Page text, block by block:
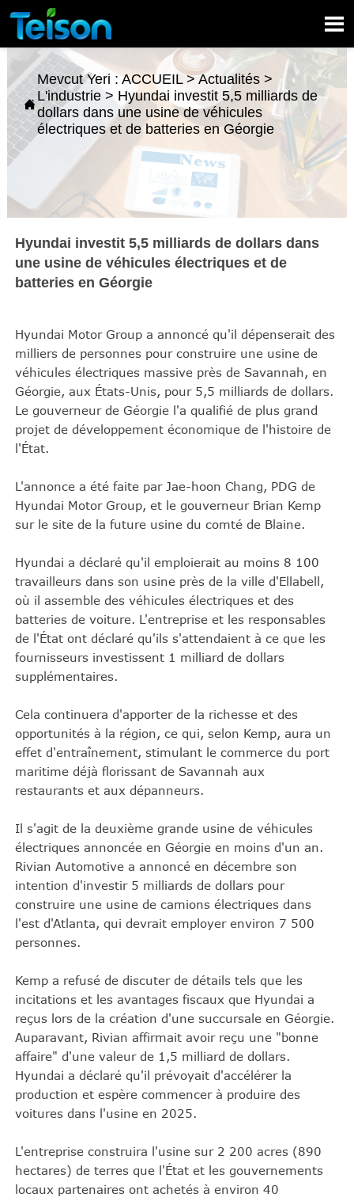


Mevcut Yeri :ACCUEIL>Actualités>
L'industrie> Hyundai investit 5,5 milliards de
dollars dans une usine de véhicules
électriques et de batteries en Géorgie
Hyundai investit 5,5 milliards de dollars dans
une usine de véhicules électriques et de
batteries en Géorgie
Hyundai Motor Group a annoncé qu'il dépenserait des
milliers de personnes pour construire une usine de
véhicules électriques massive près de Savannah, en
Géorgie, aux États-Unis, pour 5,5 milliards de dollars.
Le gouverneur de Géorgie l'a qualifié de plus grand
projet de développement économique de l'histoire de
l'État.
L'annonce a été faite par Jae-hoon Chang, PDG de
Hyundai Motor Group, et le gouverneur Brian Kemp
sur le site de la future usine du comté de Blaine.
Hyundai a déclaré qu'il emploierait au moins 8 100
travailleurs dans son usine près de la ville d'Ellabell,
où il assemble des véhicules électriques et des
batteries de voiture. L'entreprise et les responsables
de l'État ont déclaré qu'ils s'attendaient à ce que les
fournisseurs investissent 1 milliard de dollars
supplémentaires.
Cela continuera d'apporter de la richesse et des
opportunités à la région, ce qui, selon Kemp, aura un
effet d'entraînement, stimulant le commerce du port
maritime déjà florissant de Savannah aux
restaurants et aux dépanneurs.
Il s'agit de la deuxième grande usine de véhicules
électriques annoncée en Géorgie en moins d'un an.
Rivian Automotive a annoncé en décembre son
intention d'investir 5 milliards de dollars pour
construire une usine de camions électriques dans
l'est d'Atlanta, qui devrait employer environ 7 500
personnes.
Kemp a refusé de discuter de détails tels que les
incitations et les avantages fiscaux que Hyundai a
reçus lors de la création d'une succursale en Géorgie.
Auparavant, Rivian affirmait avoir reçu une "bonne
affaire" d'une valeur de 1,5 milliard de dollars.
Hyundai a déclaré qu'il prévoyait d'accélérer la
production et espère commencer à produire des
voitures dans l'usine en 2025.
L'entreprise construira l'usine sur 2 200 acres (890
hectares) de terres que l'État et les gouvernements
locaux partenaires ont achetés à environ 40